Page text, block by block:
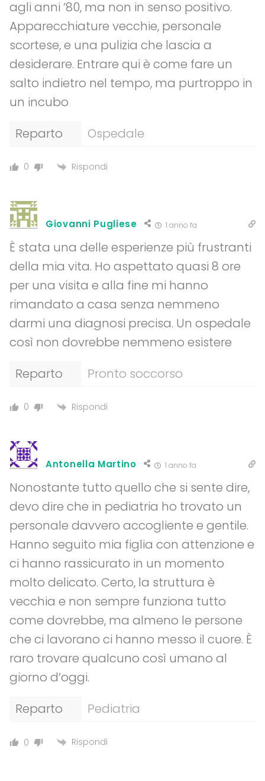
agli anni ’80, ma non in senso positivo.
Apparecchiature vecchie, personale
scortese, e una pulizia che lascia a
desiderare. Entrare qui è come fare un
salto indietro nel tempo, ma purtroppo in
un incubo
Reparto
Ospedale
0 Rispondi
Giovanni Pugliese 1 anno fa
È stata una delle esperienze più frustranti
della mia vita. Ho aspettato quasi 8 ore
per una visita e alla fine mi hanno
rimandato a casa senza nemmeno
darmi una diagnosi precisa. Un ospedale
così non dovrebbe nemmeno esistere
Reparto
Pronto soccorso
0 Rispondi
Antonella Martino 1 anno fa
Nonostante tutto quello che si sente dire,
devo dire che in pediatria ho trovato un
personale davvero accogliente e gentile.
Hanno seguito mia figlia con attenzione e
ci hanno rassicurato in un momento
molto delicato. Certo, la struttura è
vecchia e non sempre funziona tutto
come dovrebbe, ma almeno le persone
che ci lavorano ci hanno messo il cuore. È
raro trovare qualcuno così umano al
giorno d’oggi.
Reparto
Pediatria
0 Rispondi